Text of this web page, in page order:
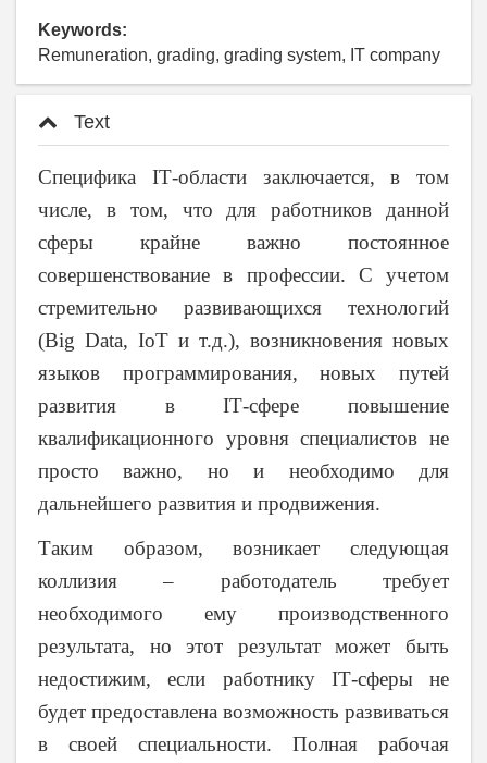
Keywords:
Remuneration, grading, grading system, IT company
Text
Специфика IT-области заключается, в том
числе, в том, что для работников данной
сферы крайне важно постоянное
совершенствование в профессии. С учетом
стремительно развивающихся технологий
(Big Data, IoT и т.д.), возникновения новых
языков программирования, новых путей
развития вIТ-сфере повышение
квалификационного уровня специалистов не
просто важно, но и необходимо для
дальнейшего развития и продвижения.
Таким образом, возникает следующая
коллизия – работодатель требует
необходимого ему производственного
результата, но этот результат может быть
недостижим, если работнику IТ-сферы не
будет предоставлена возможность развиваться
в своей специальности. Полная рабочая